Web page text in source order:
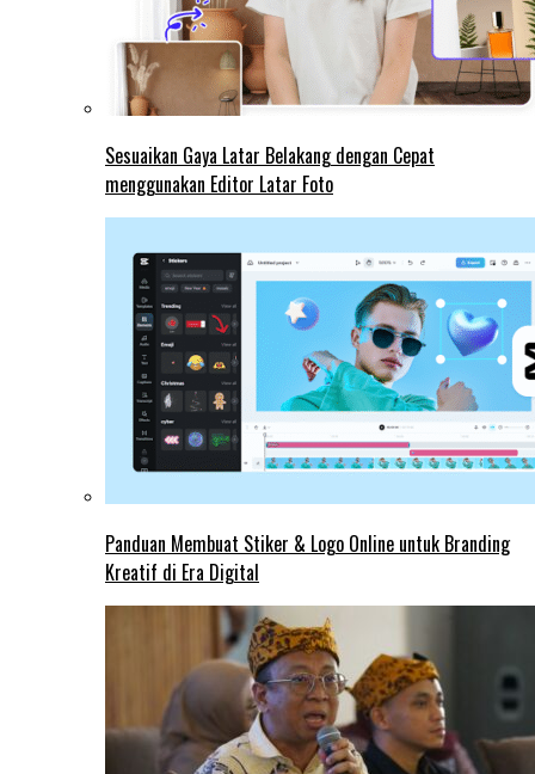
Sesuaikan Gaya Latar Belakang dengan Cepat
menggunakan Editor Latar Foto
Panduan Membuat Stiker & Logo Online untuk Branding
Kreatif di Era Digital